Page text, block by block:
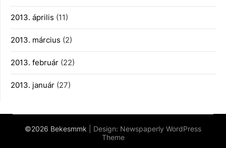
2013. április (11)
2013. március (2)
2013. február (22)
2013. január (27)
©2026 Bekesmmk | Design: Newspaperly WordPress
Theme